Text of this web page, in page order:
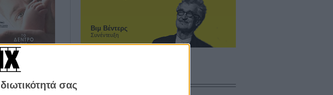
σας
της Ζωής
Βιμ Βέντερς
Συνέντευξη